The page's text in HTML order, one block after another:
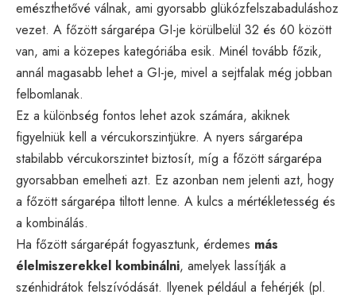
emészthetővé válnak, ami gyorsabb glükózfelszabaduláshoz
vezet. A főzött sárgarépa GI-je körülbelül 32 és 60 között
van, ami a közepes kategóriába esik. Minél tovább főzik,
annál magasabb lehet a GI-je, mivel a sejtfalak még jobban
felbomlanak.
Ez a különbség fontos lehet azok számára, akiknek
figyelniük kell a vércukorszintjükre. A nyers sárgarépa
stabilabb vércukorszintet biztosít, míg a főzött sárgarépa
gyorsabban emelheti azt. Ez azonban nem jelenti azt, hogy
a főzött sárgarépa tiltott lenne. A kulcs a mértékletesség és
a kombinálás.
Ha főzött sárgarépát fogyasztunk, érdemes más
élelmiszerekkel kombinálni, amelyek lassítják a
szénhidrátok felszívódását. Ilyenek például a fehérjék (pl.